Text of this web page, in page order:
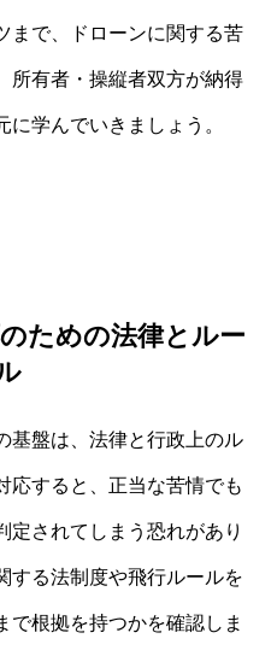
まで、ドローンに関する苦
所有者・操縦者双方が納得
学んでいきましょう。
ための法律とルー
基盤は、法律と行政上のル
応すると、正当な苦情でも
定されてしまう恐れがあり
する法制度や飛行ルールを
で根拠を持つかを確認しま